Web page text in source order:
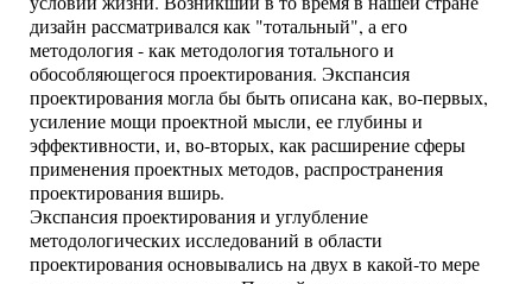
дизайн рассматривался как "тотальный", а его
методология - как методология тотального и
обособляющегося проектирования. Экспансия
проектирования могла бы быть описана как, во-первых,
усиление мощи проектной мысли, ее глубины и
эффективности, и, во-вторых, как расширение сферы
применения проектных методов, распространения
проектирования вширь.
Экспансия проектирования и углубление
методологических исследований в области
проектирования основывались на двух в какой-то мере